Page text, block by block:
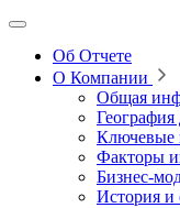
Об Отчете
О Компании
Общая
География
Ключевые
Факторы
Бизнес-
История и